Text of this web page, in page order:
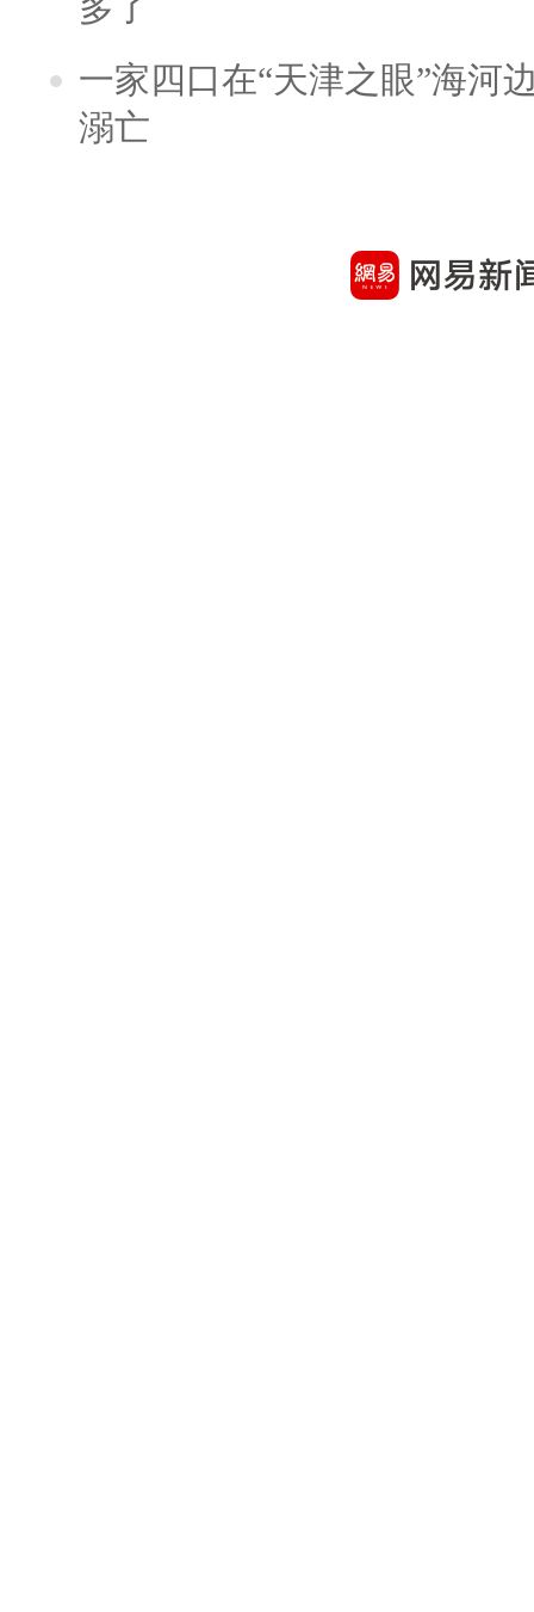
一家四口在“天津之眼”海河
溺亡